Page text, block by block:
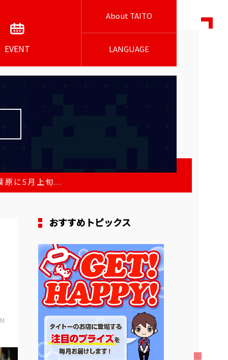
EVENT
About TAITO
LANGUAGE
原に5月上旬...
おすすめトピックス